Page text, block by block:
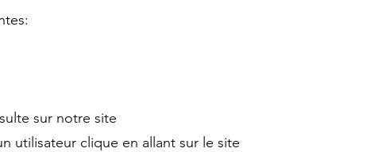
sur notre site
utilisateur clique en allant sur le site